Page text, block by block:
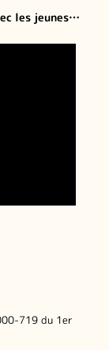
les jeunes…
719 du 1er